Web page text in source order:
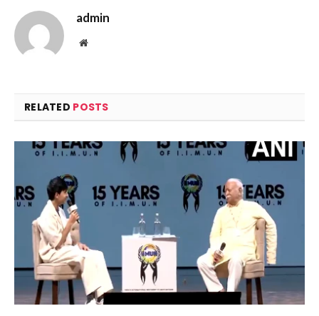
admin
Website
RELATED POSTS